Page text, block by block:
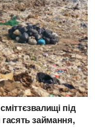
під
займання,